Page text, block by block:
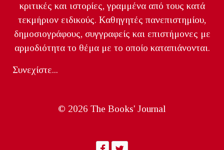
κριτικές και ιστορίες, γραμμένα από τους κατά
τεκμήριον ειδικούς. Καθηγητές πανεπιστημίου,
δημοσιογράφους, συγγραφείς και επιστήμονες με
αρμοδιότητα το θέμα με το οποίο καταπιάνονται.
Συνεχίστε...
© 2026 The Books' Journal